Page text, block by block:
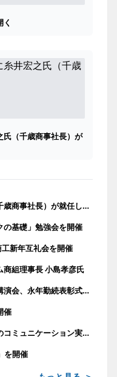
氏（千歳商事社長）が
西部ゴム商組、新理事長に糸井氏（千歳商事社長）が就任し新体制へ
の基礎」勉強会を開催
新年互礼会を開催
商組理事長 小島孝彦氏
西部ゴム商組・近畿支部会、総会、講演会、永年勤続表彰式、懇親会を開催
催
西部ゴム商組、管理職向け「部下とのコミュニケーション実践研修」を開催
を開催